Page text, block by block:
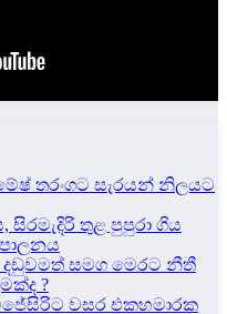
තරංගට සැරයන් නිලයට
සිරමැදිරි තුළ පුපුරා ගිය
සමග මෙරට නීතී
?
වසර එකහමාරක